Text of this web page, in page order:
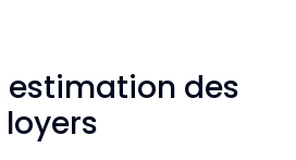
estimation des
loyers